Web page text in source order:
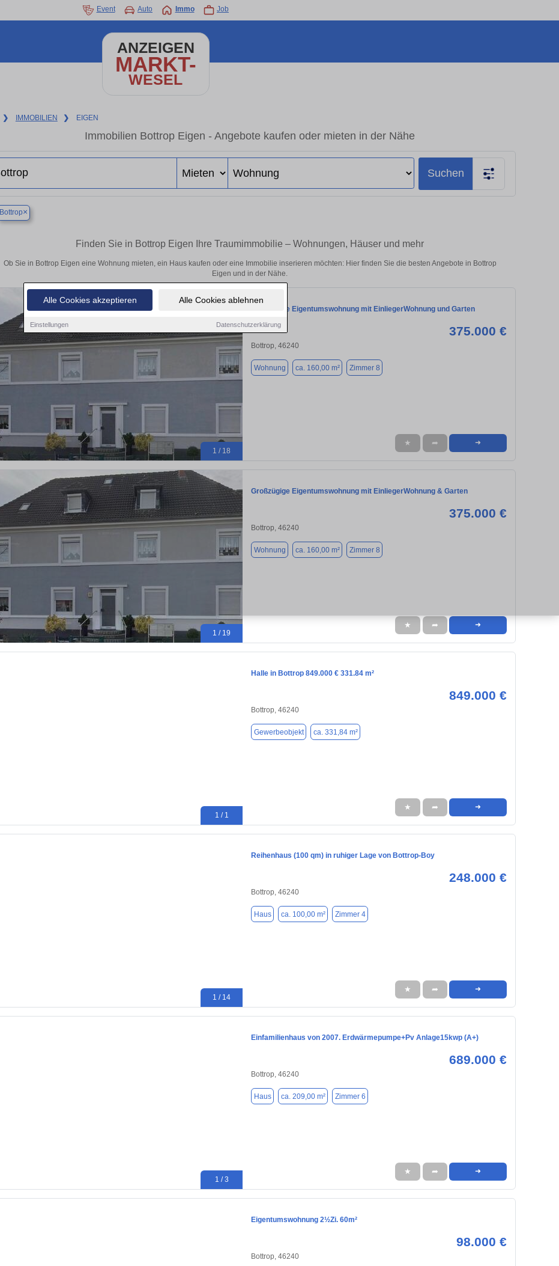
Alle Cookies akzeptieren Alle Cookies ablehnen
Einstellungen Datenschutzerklärung
Event Auto Immo Job
ANZEIGEN
MARKT-
WESEL
❯ IMMOBILIEN ❯ EIGEN
Immobilien Bottrop Eigen - Angebote kaufen oder mieten in der Nähe
Suchen
Bottrop×
Finden Sie in Bottrop Eigen Ihre Traumimmobilie – Wohnungen, Häuser und mehr
Ob Sie in Bottrop Eigen eine Wohnung mieten, ein Haus kaufen oder eine Immobilie inserieren möchten: Hier finden Sie die besten Angebote in Bottrop
Eigen und in der Nähe.
1 / 18
Großzügige Eigentumswohnung mit EinliegerWohnung und Garten
375.000 €
Bottrop, 46240
Wohnung ca. 160,00 m² Zimmer 8
★ ➦ ➜
1 / 19
Großzügige Eigentumswohnung mit EinliegerWohnung & Garten
375.000 €
Bottrop, 46240
Wohnung ca. 160,00 m² Zimmer 8
★ ➦ ➜
1 / 1
Halle in Bottrop 849.000 € 331.84 m²
849.000 €
Bottrop, 46240
Gewerbeobjekt ca. 331,84 m²
★ ➦ ➜
1 / 14
Reihenhaus (100 qm) in ruhiger Lage von Bottrop-Boy
248.000 €
Bottrop, 46240
Haus ca. 100,00 m² Zimmer 4
★ ➦ ➜
1 / 3
Einfamilienhaus von 2007. Erdwärmepumpe+Pv Anlage15kwp (A+)
689.000 €
Bottrop, 46240
Haus ca. 209,00 m² Zimmer 6
★ ➦ ➜
Eigentumswohnung 2½Zi. 60m²
98.000 €
Bottrop, 46240